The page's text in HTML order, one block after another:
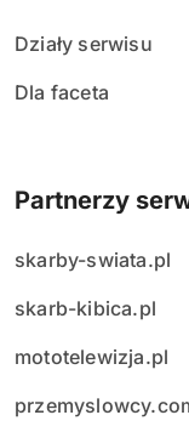
Działy serwisu
Dla faceta
Partnerzy
skarby-swiata.pl
skarb-kibica.pl
mototelewizja.pl